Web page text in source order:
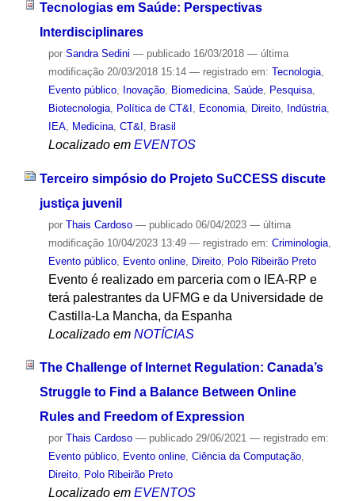
Tecnologias em Saúde: Perspectivas
Interdisciplinares
por Sandra Sedini — publicado16/03/2018 — última
modificação20/03/2018 15:14 — registrado em: Tecnologia,
Evento público, Inovação, Biomedicina, Saúde, Pesquisa,
Biotecnologia, Política de CT&I , Economia, Direito, Indústria,
IEA, Medicina, CT&I , Brasil
Localizado em EVENTOS
Terceiro simpósio do Projeto SuCCESS discute
justiça juvenil
por Thais Cardoso — publicado06/04/2023 — última
modificação10/04/2023 13:49 — registrado em: Criminologia,
Evento público, Evento online, Direito, Polo Ribeirão Preto
Evento é realizado em parceria com o IEA-RP e
terá palestrantes da UFMG e da Universidade de
Castilla-La Mancha, da Espanha
Localizado em NOTÍCIAS
The Challenge of Internet Regulation: Canada’s
Struggle to Find a Balance Between Online
Rules and Freedom of Expression
por Thais Cardoso — publicado29/06/2021 — registrado em:
Evento público, Evento online, Ciência da Computação,
Direito, Polo Ribeirão Preto
Localizado em EVENTOS